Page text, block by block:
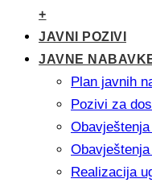
+
JAVNI POZIVI
JAVNE
Plan javnih
Pozivi za
Realizacija